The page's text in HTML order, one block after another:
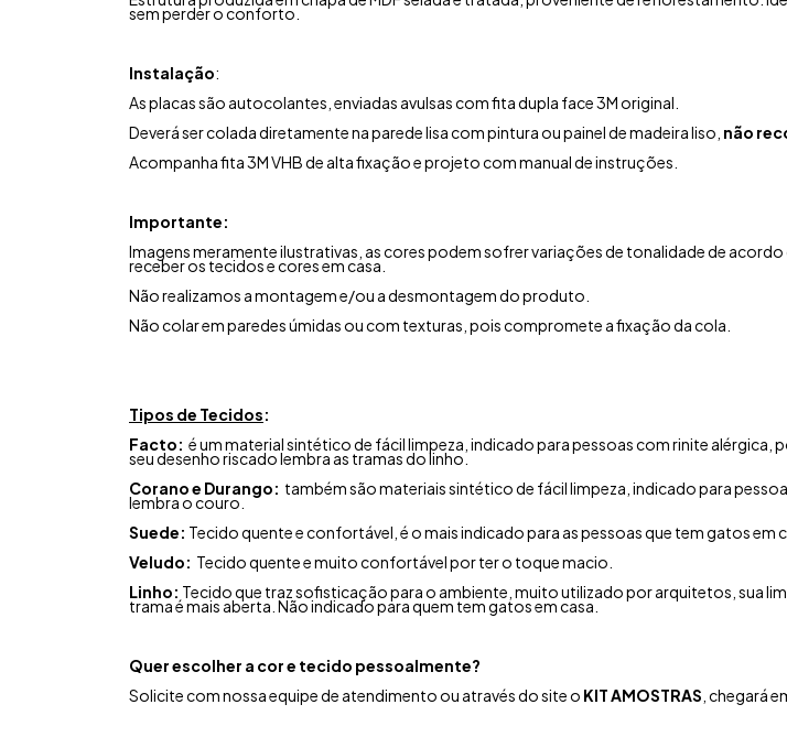
sem perder o conforto.
Instalação:
As placas são autocolantes, enviadas avulsas com fita dupla face 3M original.
Deverá ser colada diretamente na parede lisa com pintura ou painel de madeira liso, não
Acompanha fita 3M VHB de alta fixação e projeto com manual de instruções.
Importante:
Imagens meramente ilustrativas, as cores podem sofrer variações de tonalidade de
receber os tecidos e cores em casa.
Não realizamos a montagem e/ou a desmontagem do produto.
Não colar em paredes úmidas ou com texturas, pois compromete a fixação da cola.
Tipos de Tecidos:
Facto: é um material sintético de fácil limpeza, indicado para pessoas com rinite alérgica,
seu desenho riscado lembra as tramas do linho.
Corano e Durango: também são materiais sintético de fácil limpeza, indicado para
lembra o couro.
Suede: Tecido quente e confortável, é o mais indicado para as pessoas que tem gatos em
Veludo: Tecido quente e muito confortável por ter o toque macio.
Linho: Tecido que traz sofisticação para o ambiente, muito utilizado por arquitetos, sua
trama é mais aberta. Não indicado para quem tem gatos em casa.
Quer escolher a cor e tecido pessoalmente?
Solicite com nossa equipe de atendimento ou através do site o KIT AMOSTRAS , chegará